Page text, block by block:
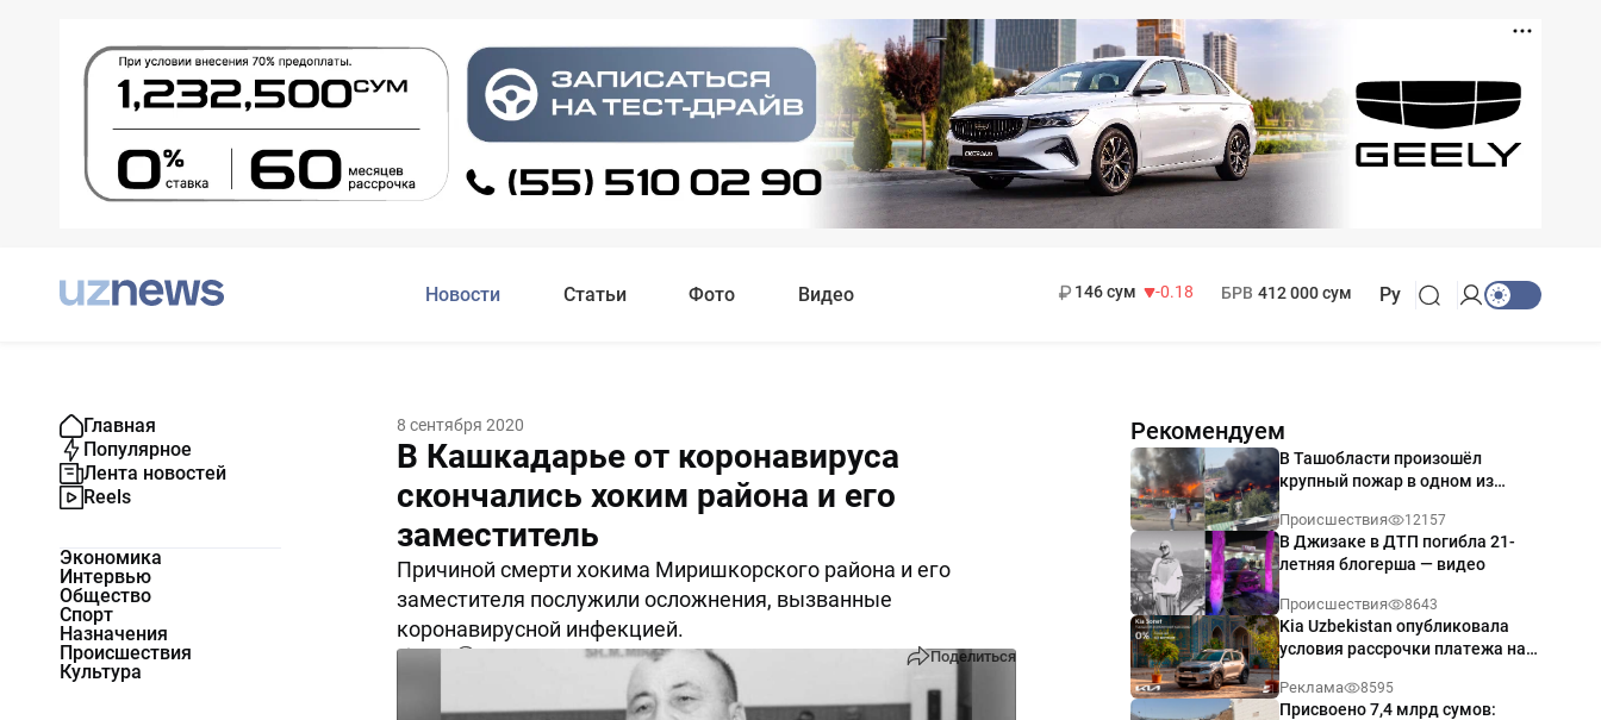
Новости Статьи Фото Видео
146 сум
-0.18
БРВ 412 000 сум Ру
Главная
Популярное
Лента новостей
Reels
Экономика
Интервью
Общество
Спорт
Назначения
Происшествия
Культура
8 сентября 2020
В Кашкадарье от коронавируса
скончались хоким района и его
заместитель
Причиной смерти хокима Миришкорского района и его
заместителя послужили осложнения, вызванные
коронавирусной инфекцией.
Поделиться
Рекомендуем
В Ташобласти произошёл
крупный пожар в одном из
Происшествия 12157
В Джизаке в ДТП погибла 21-
летняя блогерша — видео
Происшествия 8643
Kia Uzbekistan опубликовала
условия рассрочки платежа на
годовых
Реклама 8595
Присвоено 7,4 млрд сумов: